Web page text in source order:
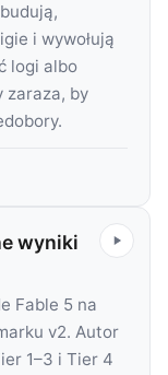
i wywołują
logi albo
zaraza, by
wyniki
Fable 5 na
v2. Autor
1–3 i Tier 4